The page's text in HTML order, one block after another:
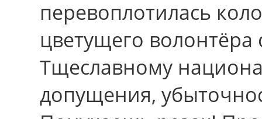
перевоплотилась
цветущего волонтёра
Тщеславному
допущения,